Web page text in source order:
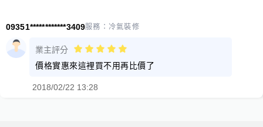
09351************3409服務： 冷氣裝修
業主評分
價格實惠來這裡買不用再比價了
2018/02/22 13:28